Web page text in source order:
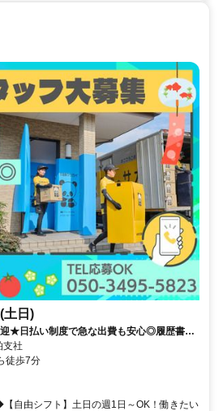
土日)
迎★日払い制度で急な出費も安心◎履歴書不
社
徒歩7分
自由シフト】土日の週1日～OK！働きたい